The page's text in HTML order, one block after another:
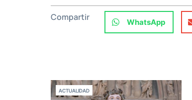
Compartir WhatsApp
ACTUALIDAD